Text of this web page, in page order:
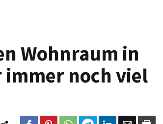
Wohnraum in
immer noch viel